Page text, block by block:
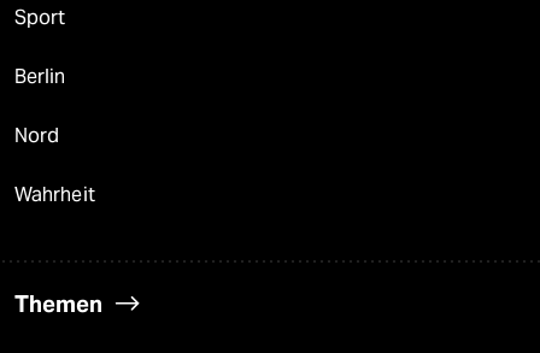
Sport
Berlin
Nord
Wahrheit
Themen